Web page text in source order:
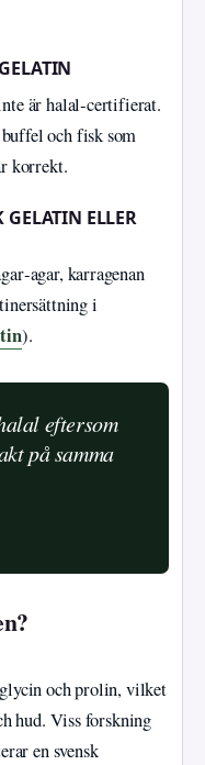
är halal‑certifierat.
och fisk som
korrekt.
GELATIN ELLER
karragenan
i
).
eftersom
på samma
och prolin, vilket
hud. Viss forskning
en svensk